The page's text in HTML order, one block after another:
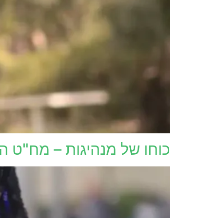
כוחו של מנהיגות – מח"ט